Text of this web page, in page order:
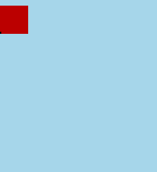
من أساطير الملاعب إلى
وزيرة الإسكان تسرّع توفيق